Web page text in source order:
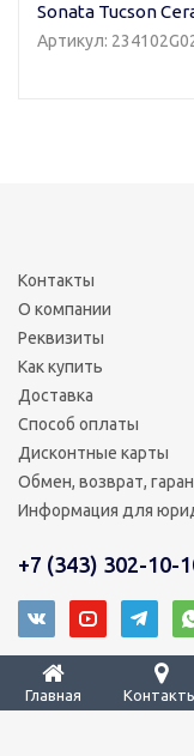
Главная
Sonata Tucson
Артикул:
Контакты
О компании
Реквизиты
Как купить
Доставка
Способ оплаты
Дисконтные карты
Обмен, возврат,
Информация для
+7 (343) 302-10-
2008 - 2026 ©